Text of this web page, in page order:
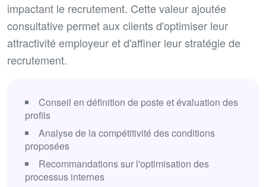
impactant le recrutement. Cette valeur ajoutée
consultative permet aux clients d'optimiser leur
attractivité employeur et d'affiner leur stratégie de
recrutement.
Conseil en définition de poste et évaluation des
profils
Analyse de la compétitivité des conditions
proposées
Recommandations sur l'optimisation des
processus internes